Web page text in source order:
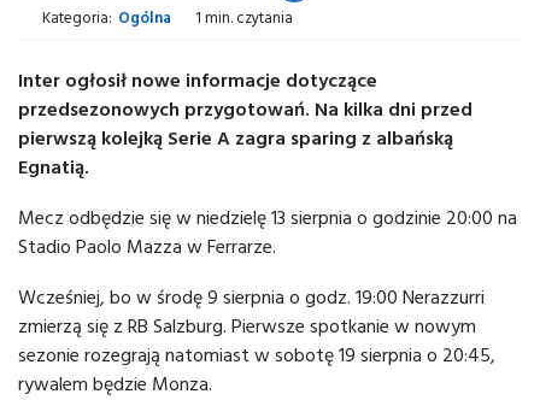
Kategoria: Ogólna 1 min. czytania
Inter ogłosił nowe informacje dotyczące
przedsezonowych przygotowań. Na kilka dni przed
pierwszą kolejką Serie A zagra sparing z albańską
Egnatią.
Mecz odbędzie się w niedzielę 13 sierpnia o godzinie 20:00 na
Stadio Paolo Mazza w Ferrarze.
Wcześniej, bo w środę 9 sierpnia o godz. 19:00 Nerazzurri
zmierzą się z RB Salzburg. Pierwsze spotkanie w nowym
sezonie rozegrają natomiast w sobotę 19 sierpnia o 20:45,
rywalem będzie Monza.